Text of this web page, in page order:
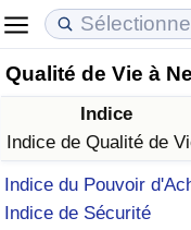
Qualité de Vie à
Indice
Indice de Qualité de
Indice du Pouvoir
Indice de Sécurité
Coût de la vie
Indice du Coût de la
Indice du Coût de la
Prix de l'immobilier
Indice des Prix de
Indice des Prix de
Qualité de Vie
Indice de Qualité de
Indice de Qualité de